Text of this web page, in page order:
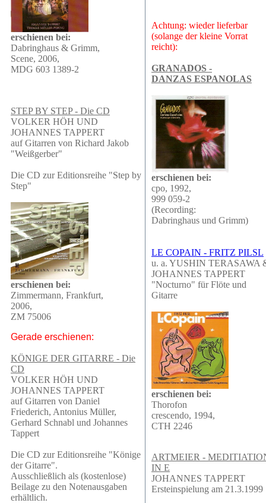
erschienen bei:
Dabringhaus & Grimm,
Scene, 2006,
MDG 603 1389-2
STEP BY STEP - Die CD
VOLKER HÖH UND
JOHANNES TAPPERT
auf Gitarren von Richard Jakob
"Weißgerber"
Die CD zur Editionsreihe "Step by
Step"
erschienen bei:
Zimmermann, Frankfurt,
2006,
ZM 75006
Gerade erschienen:
KÖNIGE DER GITARRE - Die
CD
VOLKER HÖH UND
JOHANNES TAPPERT
auf Gitarren von Daniel
Friederich, Antonius Müller,
Gerhard Schnabl und Johannes
Tappert
Die CD zur Editionsreihe "Könige
der Gitarre".
Ausschließlich als (kostenlose)
Beilage zu den Notenausgaben
erhältlich.
Achtung: wieder lieferbar
(solange der kleine Vorrat
reicht):
GRANADOS -
DANZAS ESPANOLAS
erschienen bei:
cpo, 1992,
999 059-2
(Recording:
Dabringhaus und Grimm)
LE COPAIN - FRITZ PILSL
u. a. YUSHIN TERASAWA
JOHANNES TAPPERT
"Nocturno" für Flöte und
Gitarre
erschienen bei:
Thorofon
crescendo, 1994,
CTH 2246
ARTMEIER -
IN E
JOHANNES TAPPERT
Ersteinspielung am 21.3.1999